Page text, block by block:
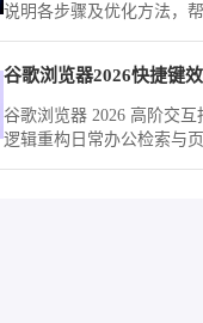
说明各步骤及优化方法，
谷歌浏览器2026快捷键
谷歌浏览器 2026 高阶交
逻辑重构日常办公检索与